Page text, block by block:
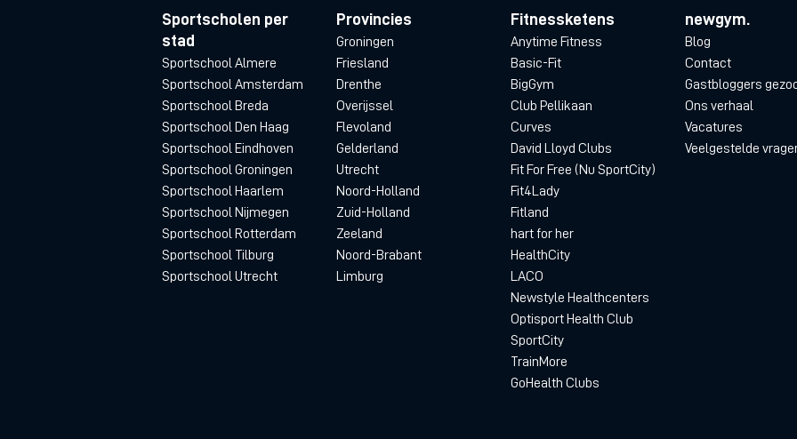
Sportscholen per
stad
Sportschool Almere
Sportschool Amsterdam
Sportschool Breda
Sportschool Den Haag
Sportschool Eindhoven
Sportschool Groningen
Sportschool Haarlem
Sportschool Nijmegen
Sportschool Rotterdam
Sportschool Tilburg
Sportschool Utrecht
Provincies
Groningen
Friesland
Drenthe
Overijssel
Flevoland
Gelderland
Utrecht
Noord-Holland
Zuid-Holland
Zeeland
Noord-Brabant
Limburg
Fitnessketens
Anytime Fitness
Basic-Fit
BigGym
Club Pellikaan
Curves
David Lloyd Clubs
Fit For Free (Nu SportCity)
Fit4Lady
Fitland
hart for her
HealthCity
LACO
Newstyle Healthcenters
Optisport Health Club
SportCity
TrainMore
GoHealth Clubs
newgym.
Blog
Contact
Gastbloggers
Ons verhaal
Vacatures
Veelgestelde